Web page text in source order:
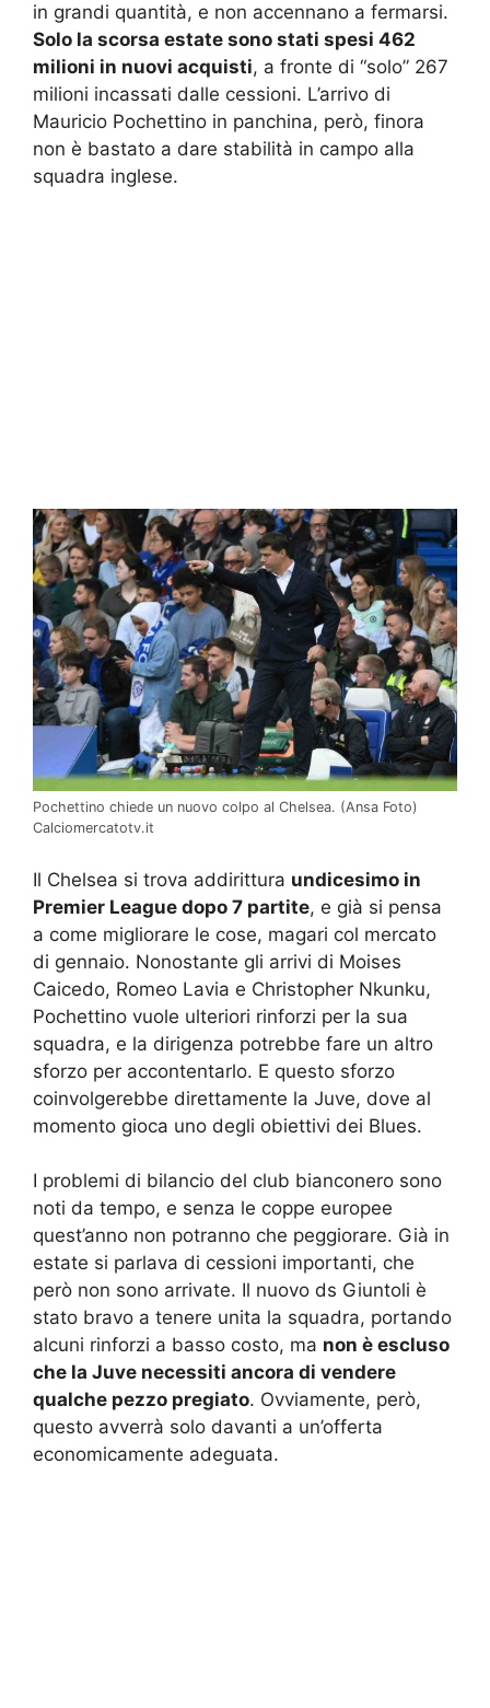
in grandi quantità, e non accennano a fermarsi.
Solo la scorsa estate sono stati spesi 462
milioni in nuovi acquisti, a fronte di “solo” 267
milioni incassati dalle cessioni. L’arrivo di
Mauricio Pochettino in panchina, però, finora
non è bastato a dare stabilità in campo alla
squadra inglese.
Pochettino chiede un nuovo colpo al Chelsea. (Ansa Foto)
Calciomercatotv.it
Il Chelsea si trova addirittura undicesimo in
Premier League dopo 7 partite, e già si pensa
a come migliorare le cose, magari col mercato
di gennaio. Nonostante gli arrivi di Moises
Caicedo, Romeo Lavia e Christopher Nkunku,
Pochettino vuole ulteriori rinforzi per la sua
squadra, e la dirigenza potrebbe fare un altro
sforzo per accontentarlo. E questo sforzo
coinvolgerebbe direttamente la Juve, dove al
momento gioca uno degli obiettivi dei Blues.
I problemi di bilancio del club bianconero sono
noti da tempo, e senza le coppe europee
quest’anno non potranno che peggiorare. Già in
estate si parlava di cessioni importanti, che
però non sono arrivate. Il nuovo ds Giuntoli è
stato bravo a tenere unita la squadra, portando
alcuni rinforzi a basso costo, ma non è escluso
che la Juve necessiti ancora di vendere
qualche pezzo pregiato. Ovviamente, però,
questo avverrà solo davanti a un’offerta
economicamente adeguata.